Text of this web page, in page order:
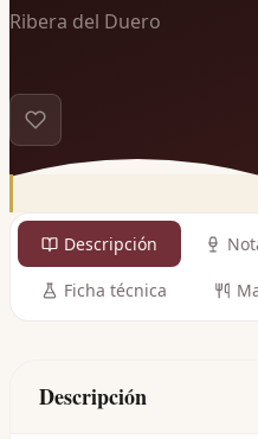
Ribera del Duero
Descripción
Ficha técnica
Descripción